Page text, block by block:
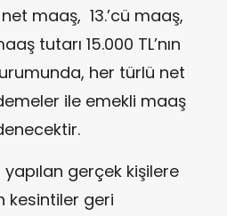
maaş, 13.’cü maaş,
tutarı 15.000 TL’nın
her türlü net
ile emekli maaş
gerçek kişilere
kesintiler geri